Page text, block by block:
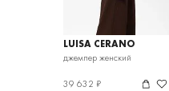
LUISA CERANO
джемпер женский
39 632 ₽